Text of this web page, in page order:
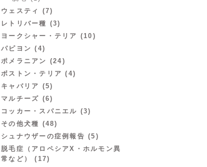
ウェスティ (7)
レトリバー種 (3)
ヨークシャー・テリア (10)
パピヨン (4)
ポメラニアン (24)
ボストン・テリア (4)
キャバリア (5)
マルチーズ (6)
コッカー・スパニエル (3)
その他犬種 (48)
シュナウザーの症例報告 (5)
脱毛症（アロペシアX・ホルモン異
常など） (17)